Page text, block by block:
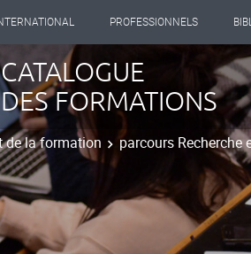
PROFESSIONNELS
CATALOGUE
DES FORMATIONS
de la formation
parcours Recherche